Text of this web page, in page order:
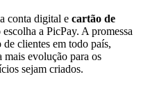
conta digital e cartão de
a PicPay. A promessa
clientes em todo país,
mais evolução para os
sejam criados.